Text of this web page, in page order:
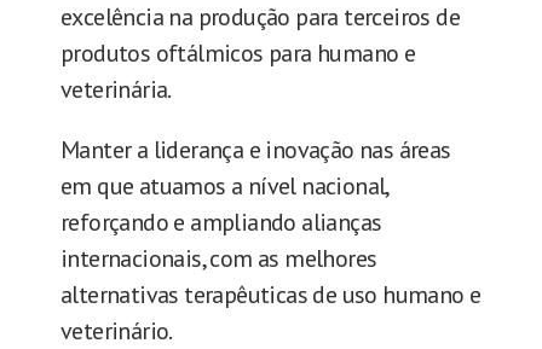
excelência na produção para terceiros de
produtos oftálmicos para humano e
veterinária.
Manter a liderança e inovação nas áreas
em que atuamos a nível nacional,
reforçando e ampliando alianças
internacionais, com as melhores
alternativas terapêuticas de uso humano e
veterinário.